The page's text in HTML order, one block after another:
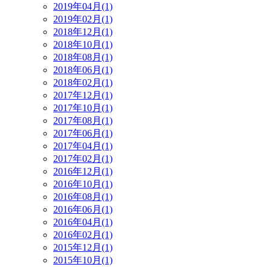
2019年04月(1)
2019年02月(1)
2018年12月(1)
2018年10月(1)
2018年08月(1)
2018年06月(1)
2018年02月(1)
2017年12月(1)
2017年10月(1)
2017年08月(1)
2017年06月(1)
2017年04月(1)
2017年02月(1)
2016年12月(1)
2016年10月(1)
2016年08月(1)
2016年06月(1)
2016年04月(1)
2016年02月(1)
2015年12月(1)
2015年10月(1)